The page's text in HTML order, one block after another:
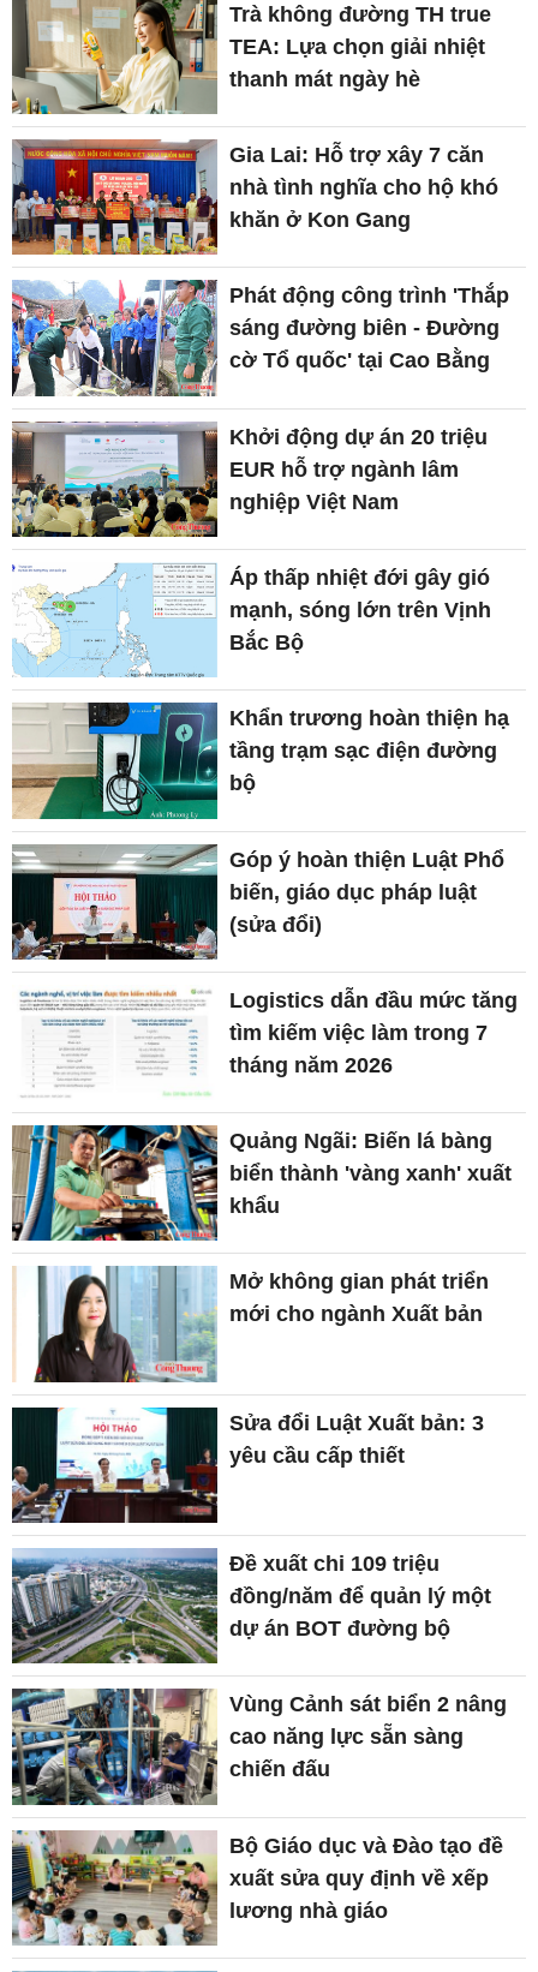
Trà không đường TH true
TEA: Lựa chọn giải nhiệt
thanh mát ngày hè
Gia Lai: Hỗ trợ xây 7 căn
nhà tình nghĩa cho hộ khó
khăn ở Kon Gang
Phát động công trình 'Thắp
sáng đường biên - Đường
cờ Tổ quốc' tại Cao Bằng
Khởi động dự án 20 triệu
EUR hỗ trợ ngành lâm
nghiệp Việt Nam
Áp thấp nhiệt đới gây gió
mạnh, sóng lớn trên Vịnh
Bắc Bộ
Khẩn trương hoàn thiện hạ
tầng trạm sạc điện đường
bộ
Góp ý hoàn thiện Luật Phổ
biến, giáo dục pháp luật
(sửa đổi)
Logistics dẫn đầu mức tăng
tìm kiếm việc làm trong 7
tháng năm 2026
Quảng Ngãi: Biến lá bàng
biển thành 'vàng xanh' xuất
khẩu
Mở không gian phát triển
mới cho ngành Xuất bản
Sửa đổi Luật Xuất bản: 3
yêu cầu cấp thiết
Đề xuất chi 109 triệu
đồng/năm để quản lý một
dự án BOT đường bộ
Vùng Cảnh sát biển 2 nâng
cao năng lực sẵn sàng
chiến đấu
Bộ Giáo dục và Đào tạo đề
xuất sửa quy định về xếp
lương nhà giáo